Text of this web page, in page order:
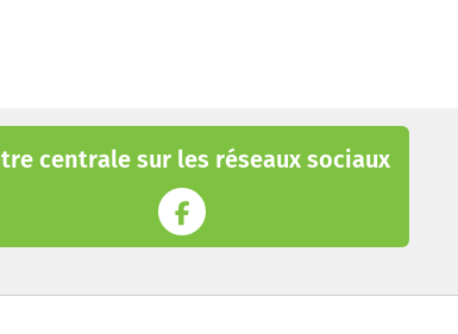
centrale sur les réseaux sociaux